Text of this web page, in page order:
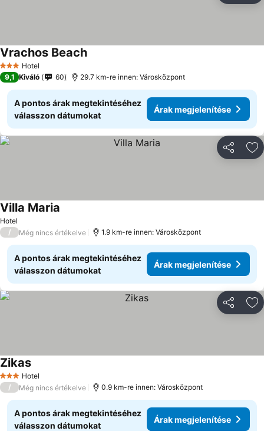
3 Kategória
Hotel
Vrachos Beach
9,1 Kiváló 60 29.7 km-re innen: Városközpont
A pontos árak megtekintéséhez
válasszon dátumokat
Árak megjelenítése
Hotel
Villa Maria
/ Még nincs értékelve 1.9 km-re innen: Városközpont
A pontos árak megtekintéséhez
válasszon dátumokat
Árak megjelenítése
3 Kategória
Hotel
Zikas
/ Még nincs értékelve 0.9 km-re innen: Városközpont
A pontos árak megtekintéséhez
válasszon dátumokat
Árak megjelenítése